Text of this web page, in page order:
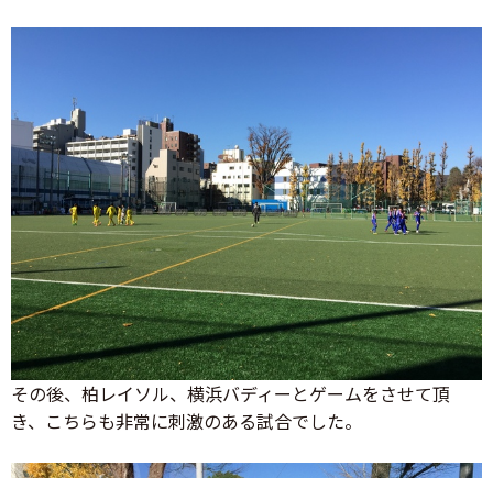
その後、柏レイソル、横浜バディーとゲームをさせて頂
き、こちらも非常に刺激のある試合でした。